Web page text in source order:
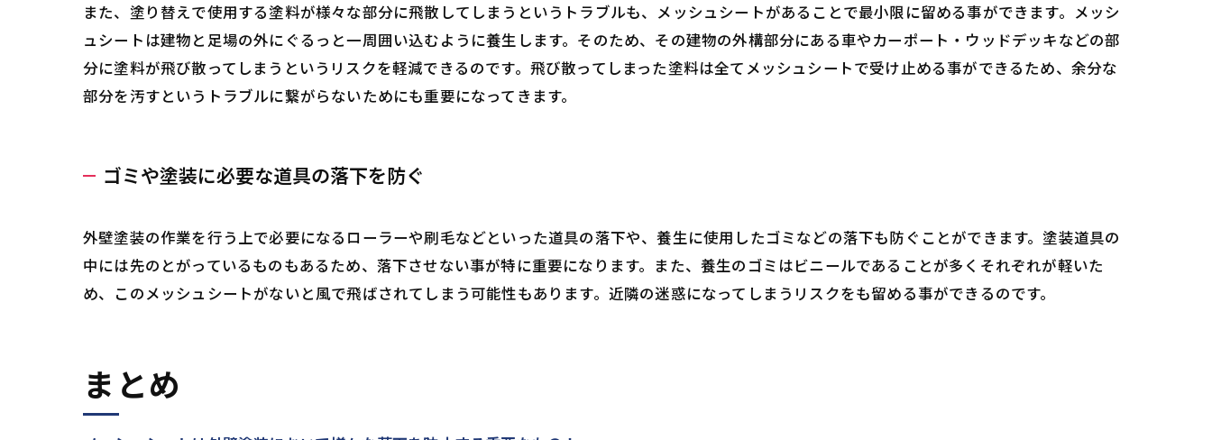
また、塗り替えで使用する塗料が様々な部分に飛散してしまうというトラブルも、メッシュシートがあることで最小限に留める事ができます。メッシ
ュシートは建物と足場の外にぐるっと一周囲い込むように養生します。そのため、その建物の外構部分にある車やカーポート・ウッドデッキなどの部
分に塗料が飛び散ってしまうというリスクを軽減できるのです。飛び散ってしまった塗料は全てメッシュシートで受け止める事ができるため、余分な
部分を汚すというトラブルに繋がらないためにも重要になってきます。
ゴミや塗装に必要な道具の落下を防ぐ
外壁塗装の作業を行う上で必要になるローラーや刷毛などといった道具の落下や、養生に使用したゴミなどの落下も防ぐことができます。塗装道具の
中には先のとがっているものもあるため、落下させない事が特に重要になります。また、養生のゴミはビニールであることが多くそれぞれが軽いた
め、このメッシュシートがないと風で飛ばされてしまう可能性もあります。近隣の迷惑になってしまうリスクをも留める事ができるのです。
まとめ